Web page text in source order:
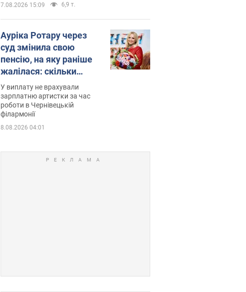
7.08.2026 15:09 6,9 т.
Ауріка Ротару через
суд змінила свою
пенсію, на яку раніше
жалілася: скільки
отримувала співачка
У виплату не врахували
зарплатню артистки за час
роботи в Чернівецькій
філармонії
8.08.2026 04:01